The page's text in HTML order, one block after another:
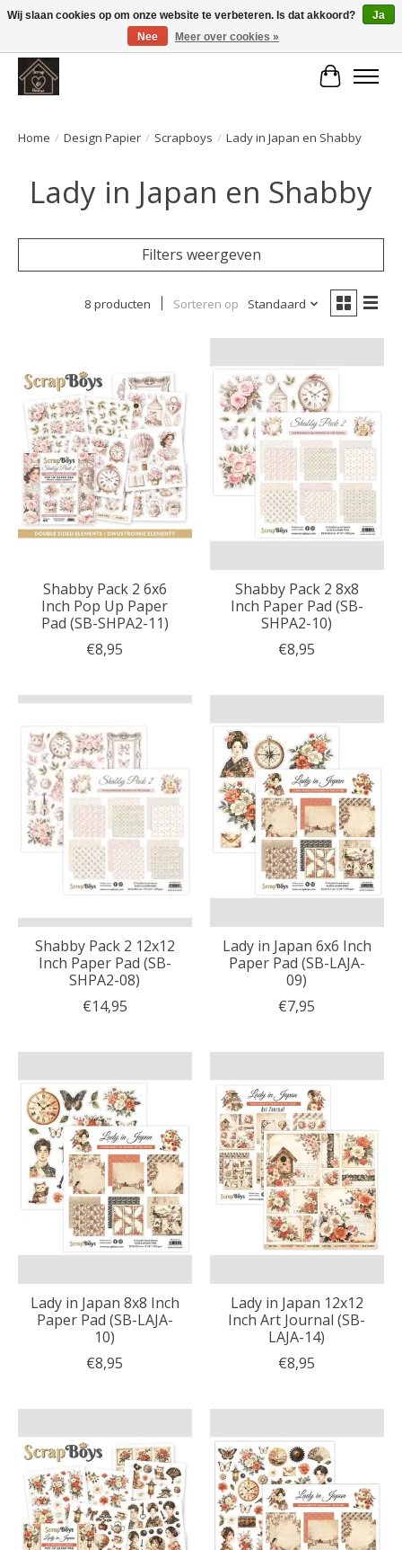
Large selection of products and fast shipping!
Home / Design Papier / Scrapboys / Lady in Japan en Shabby
Lady in Japan en Shabby
Filters weergeven
8 producten Sorteren op Standaard
Shabby Pack 2 6x6
Inch Pop Up Paper
Pad (SB-SHPA2-11)
€8,95
Shabby Pack 2 8x8
Inch Paper Pad (SB-
SHPA2-10)
€8,95
Shabby Pack 2 12x12
Inch Paper Pad (SB-
SHPA2-08)
€14,95
Lady in Japan 6x6 Inch
Paper Pad (SB-LAJA-
09)
€7,95
Lady in Japan 8x8 Inch
Paper Pad (SB-LAJA-
10)
€8,95
Lady in Japan 12x12
Inch Art Journal (SB-
LAJA-14)
€8,95
Wij slaan cookies op om onze website te verbeteren. Is dat akkoord?
Ja
Nee
Meer over cookies »